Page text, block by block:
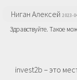
Ниган Алексей 2023-
Здравствуйте. Такое
invest2b – это